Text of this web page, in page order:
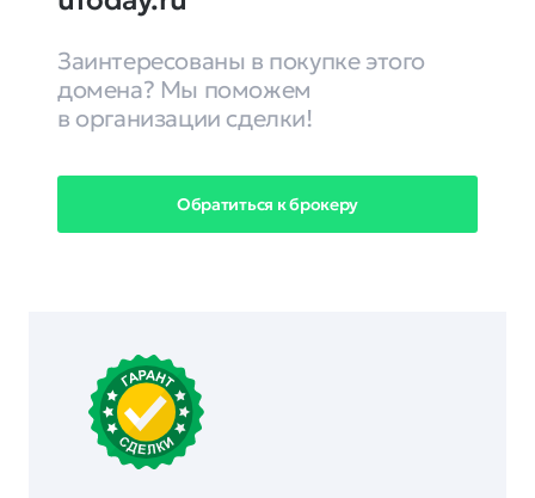
Заинтересованы в покупке этого
домена? Мы поможем
в организации сделки!
Обратиться к брокеру